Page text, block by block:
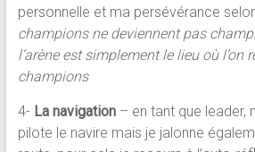
personnelle et ma persévérance
champions ne deviennent pas
l’arène est simplement le lieu où l’on
champions
4- La navigation– en tant que leader,
pilote le navire mais je jalonne